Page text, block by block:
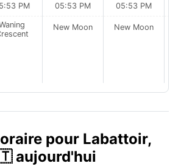
PM 05:53 PM
New Moon
05:53 PM
New Moon
pour Labattoir,
aujourd'hui